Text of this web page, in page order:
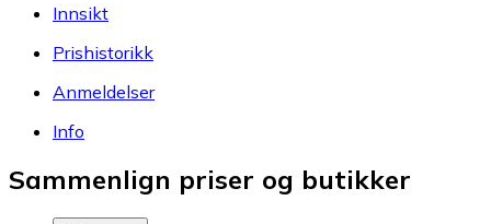
Innsikt
Prishistorikk
Anmeldelser
Info
Sammenlign priser og butikker